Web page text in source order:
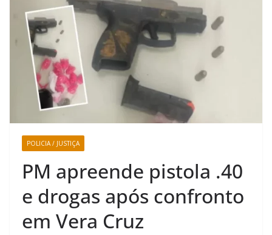
POLICIA / JUSTIÇA
PM apreende pistola .40
e drogas após confronto
em Vera Cruz